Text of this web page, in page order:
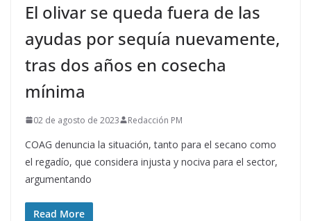
El olivar se queda fuera de las
ayudas por sequía nuevamente,
tras dos años en cosecha
mínima
02 de agosto de 2023 Redacción PM
COAG denuncia la situación, tanto para el secano como
el regadío, que considera injusta y nociva para el sector,
argumentando
Read More